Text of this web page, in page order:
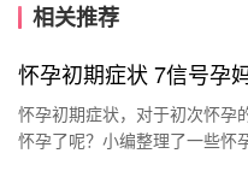
相关推荐
怀孕初期症状 7信号孕
怀孕初期症状，对于初次怀孕
怀孕了呢？小编整理了一些怀